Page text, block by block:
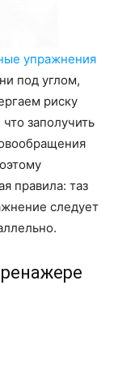
упражнения
под углом,
риску
заполучить
правила: таз
следует